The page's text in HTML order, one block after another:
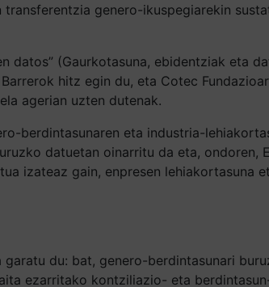
genero-ikuspegiarekin
datos” (Gaurkotasuna, ebidentziak eta
hitz egin du, eta Cotec
agerian uzten dutenak.
berdintasunaren eta industria-
datuetan oinarritu da eta,
izateaz gain, enpresen
du: bat, genero-berdintasunari
ezarritako kontziliazio- eta